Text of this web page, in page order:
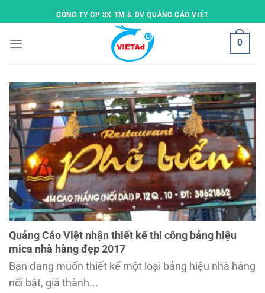
to
CÔNG TY CP SX TM & DV QUẢNG CÁO VIỆT
0
Quảng Cáo Việt nhận thiết kế thi công bảng hiệu
mica nhà hàng đẹp 2017
Bạn đang muốn thiết kế một loại bảng hiệu nhà hàng
nổi bật, giá thành...